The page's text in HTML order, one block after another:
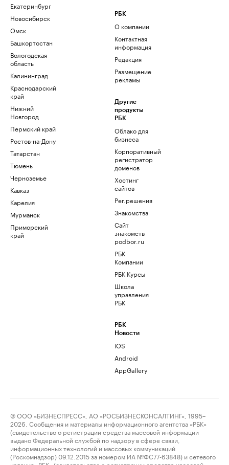
Екатеринбург
Новосибирск
Омск
Башкортостан
Вологодская
область
Калининград
Краснодарский
край
Нижний
Новгород
Пермский край
Ростов-на-Дону
Татарстан
Тюмень
Черноземье
Кавказ
Карелия
Мурманск
Приморский
край
РБК
О компании
Контактная
информация
Редакция
Размещение
рекламы
Другие
продукты
РБК
Облако для
бизнеса
Корпоративный
регистратор
доменов
Хостинг
сайтов
Рег.решения
Знакомства
Сайт
знакомств
podbor.ru
РБК
Компании
РБК Курсы
Школа
управления
РБК
РБК
Новости
iOS
Android
AppGallery
© ООО «БИЗНЕСПРЕСС», АО «РОСБИЗНЕСКОНСАЛТИНГ», 1995–
2026. Сообщения и материалы информационного агентства «РБК»
(свидетельство о регистрации средства массовой информации
выдано Федеральной службой по надзору в сфере связи,
информационных технологий и массовых коммуникаций
(Роскомнадзор) 09.12.2015 за номером ИА №ФС77-63848) и сетевого